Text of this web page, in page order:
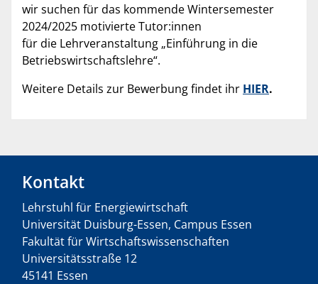
wir suchen für das kommende Wintersemester
2024/2025 motivierte Tutor:innen
für die Lehrveranstaltung „Einführung in die
Betriebswirtschaftslehre“.
Weitere Details zur Bewerbung findet ihr HIER.
Kontakt
Lehrstuhl für Energiewirtschaft
Universität Duisburg-Essen, Campus Essen
Fakultät für Wirtschaftswissenschaften
Universitätsstraße 12
45141 Essen